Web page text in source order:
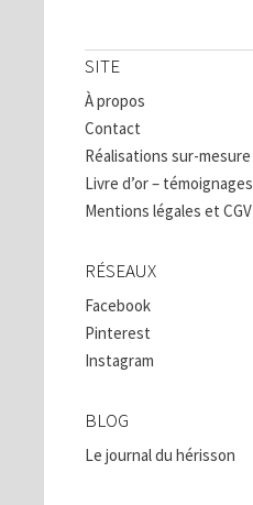
SITE
À propos
Contact
Réalisations sur-mesure
Livre d’or – témoignages
Mentions légales et CGV
RÉSEAUX
Facebook
Pinterest
Instagram
BLOG
Le journal du hérisson